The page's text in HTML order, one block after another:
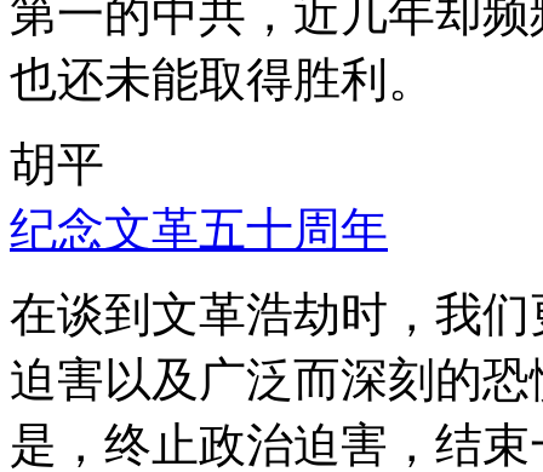
第一的中共，近几年却
也还未能取得胜利。
胡平
纪念文革五十周年
在谈到文革浩劫时，我
迫害以及广泛而深刻的
是，终止政治迫害，结